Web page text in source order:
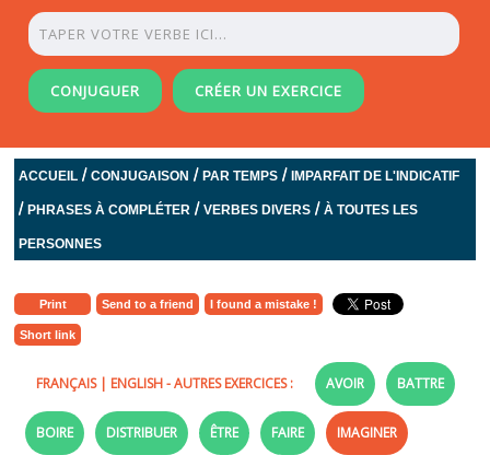
CONJUGUER CRÉER UN EXERCICE
ACCUEIL /CONJUGAISON /PAR TEMPS / IMPARFAIT DE L'INDICATIF
/PHRASES À COMPLÉTER /VERBES DIVERS /À TOUTES LES
PERSONNES
Print Send to a friend I found a mistake !
Short link
FRANÇAIS| ENGLISH- AUTRES EXERCICES : AVOIR BATTRE
BOIRE DISTRIBUER ÊTRE FAIRE IMAGINER